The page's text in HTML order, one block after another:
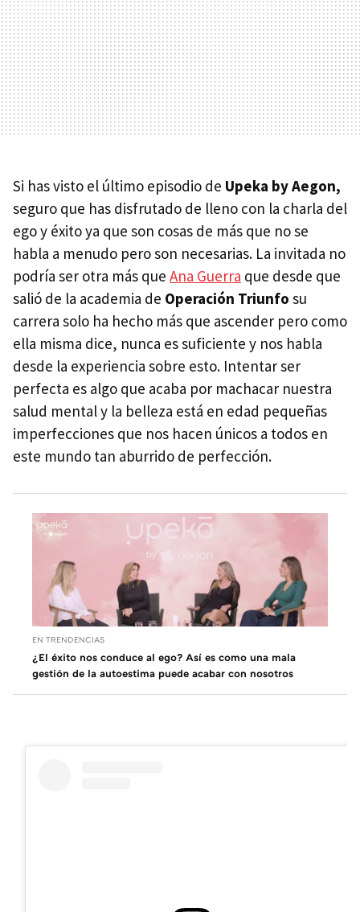
Si has visto el último episodio de Upeka by Aegon,
seguro que has disfrutado de lleno con la charla del
ego y éxito ya que son cosas de más que no se
habla a menudo pero son necesarias. La invitada no
podría ser otra más que Ana Guerra que desde que
salió de la academia de Operación Triunfo su
carrera solo ha hecho más que ascender pero como
ella misma dice, nunca es suficiente y nos habla
desde la experiencia sobre esto. Intentar ser
perfecta es algo que acaba por machacar nuestra
salud mental y la belleza está en edad pequeñas
imperfecciones que nos hacen únicos a todos en
este mundo tan aburrido de perfección.
EN TRENDENCIAS
¿El éxito nos conduce al ego? Así es como una mala
gestión de la autoestima puede acabar con nosotros